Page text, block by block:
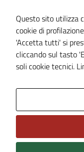
Note legali
Dichiarazione di
Piano di
Statistiche sito web
Questo sito utilizza
cookie di
'Accetta tutti' si
cliccando sul tasto
soli cookie tecnici.